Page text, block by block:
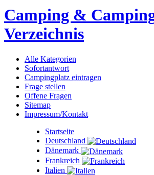
Camping &
Verzeichnis
Alle Kategorien
Sofortantwort
Campingplatz eintragen
Frage stellen
Offene Fragen
Sitemap
Impressum/Kontakt
Startseite
Deutschland
Dänemark
Frankreich
Italien